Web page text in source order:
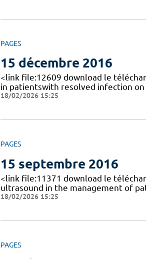
PAGES
15 décembre 2016
<link file:12609 download le
in patientswith resolved infection
18/02/2026 15:25
PAGES
15 septembre 2016
<link file:11371 download le
ultrasound in the management of
18/02/2026 15:25
PAGES